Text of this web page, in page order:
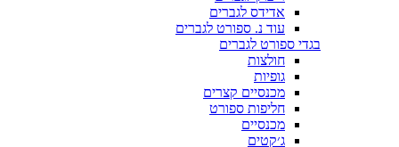
אדידס לגברים
עוד נ. ספורט לגברים
בגדי ספורט לגברים
חולצות
גופיות
מכנסיים קצרים
חליפות ספורט
מכנסיים
ג׳קטים